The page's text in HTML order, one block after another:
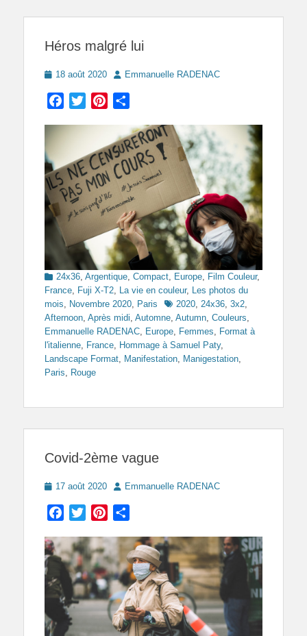
Héros malgré lui
Posted
18 août 2020 AuthorEmmanuelle RADENAC
Facebook
TwitterPinterest
Categories
24x36, Argentique, Compact, Europe, Film Couleur,
France, Fuji X-T2, La vie en couleur, Les photos du
mois, Novembre 2020, Paris Tags2020, 24x36, 3x2,
Afternoon, Après midi, Automne, Autumn, Couleurs,
Emmanuelle RADENAC, Europe, Femmes, Format à
l'italienne, France, Hommage à Samuel Paty,
Landscape Format, Manifestation, Manigestation,
Paris, Rouge
Covid-2ème vague
Posted
17 août 2020 AuthorEmmanuelle RADENAC
Facebook
TwitterPinterest